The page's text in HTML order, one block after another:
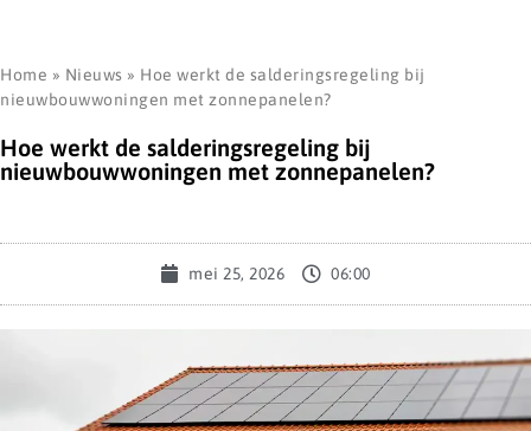
Home » Nieuws » Hoe werkt de salderingsregeling bij
nieuwbouwwoningen met zonnepanelen?
Hoe werkt de salderingsregeling bij
nieuwbouwwoningen met zonnepanelen?
mei 25, 2026 06:00